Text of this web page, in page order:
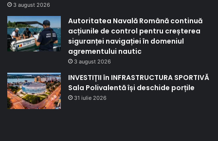
3 august 2026
Autoritatea Navală Română continuă
acțiunile de control pentru creșterea
siguranței navigației în domeniul
agrementului nautic
3 august 2026
INVESTIȚII în INFRASTRUCTURA SPORTIVĂ
Sala Polivalentă își deschide porțile
31 iulie 2026